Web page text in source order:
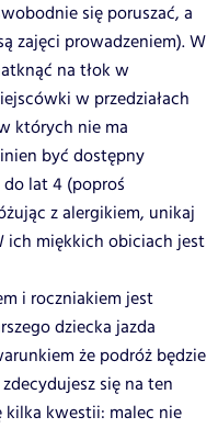
się poruszać, a
zajęci prowadzeniem). W
na tłok w
w przedziałach
których nie ma
być dostępny
do lat 4 (poproś
z alergikiem, unikaj
ich miękkich obiciach jest
i roczniakiem jest
dziecka jazda
że podróż będzie
się na ten
kwestii: malec nie